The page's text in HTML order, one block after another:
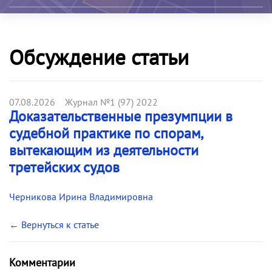
Обсуждение статьи
07.08.2026 Журнал №1 (97) 2022
Доказательственные презумпции в
судебной практике по спорам,
вытекающим из деятельности
третейских судов
Черникова Ирина Владимировна
← Вернуться к статье
Комментарии